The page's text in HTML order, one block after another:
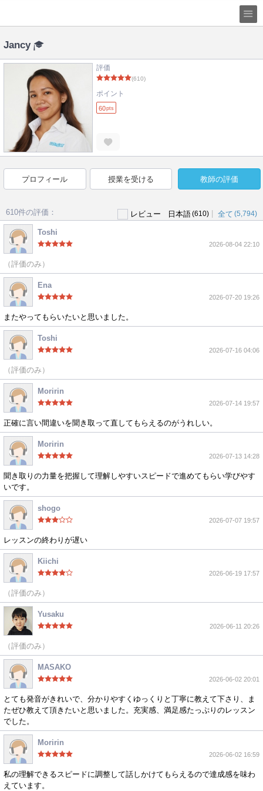
Jancy
評価
(610)
ポイント
60pts
プロフィール 授業を受ける 教師の評価
610件の評価： レビュー 日本語(610) 全て (5,794)
Toshi
2026-08-04 22:10
（評価のみ）
Ena
2026-07-20 19:26
またやってもらいたいと思いました。
Toshi
2026-07-16 04:06
（評価のみ）
Moririn
2026-07-14 19:57
正確に言い間違いを聞き取って直してもらえるのがうれしい。
Moririn
2026-07-13 14:28
聞き取りの力量を把握して理解しやすいスピードで進めてもらい学びやす
いです。
shogo
2026-07-07 19:57
レッスンの終わりが遅い
Kiichi
2026-06-19 17:57
（評価のみ）
Yusaku
2026-06-11 20:26
（評価のみ）
MASAKO
2026-06-02 20:01
とても発音がきれいで、分かりやすくゆっくりと丁寧に教えて下さり、ま
たぜひ教えて頂きたいと思いました。充実感、満足感たっぷりのレッスン
でした。
Moririn
2026-06-02 16:59
私の理解できるスピードに調整して話しかけてもらえるので達成感を味わ
えています。